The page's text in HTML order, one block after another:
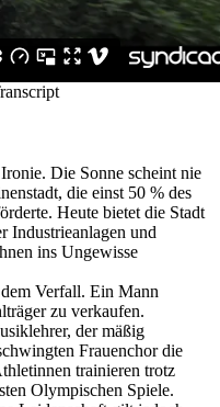
Die Sonne scheint nie
die einst 50 % des
Heute bietet die Stadt
Industrieanlagen und
ins Ungewisse
Verfall. Ein Mann
zu verkaufen.
der mäßig
Frauenchor die
trainieren trotz
Olympischen Spiele.